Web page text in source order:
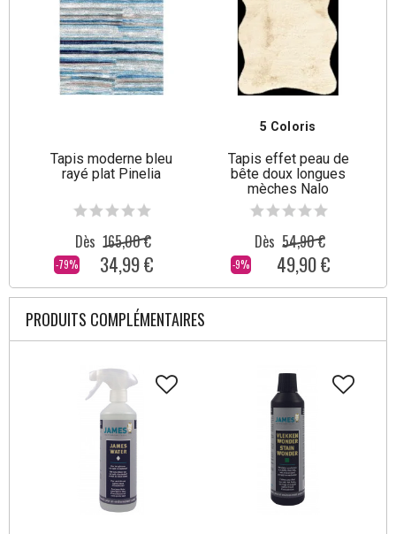
Tapis moderne bleu
rayé plat Pinelia
-79%
Dès 165,00 €
34,99 €
5 Coloris
Tapis effet peau de
bête doux longues
mèches Nalo
-9%
Dès 54,90 €
49,90 €
PRODUITS COMPLÉMENTAIRES